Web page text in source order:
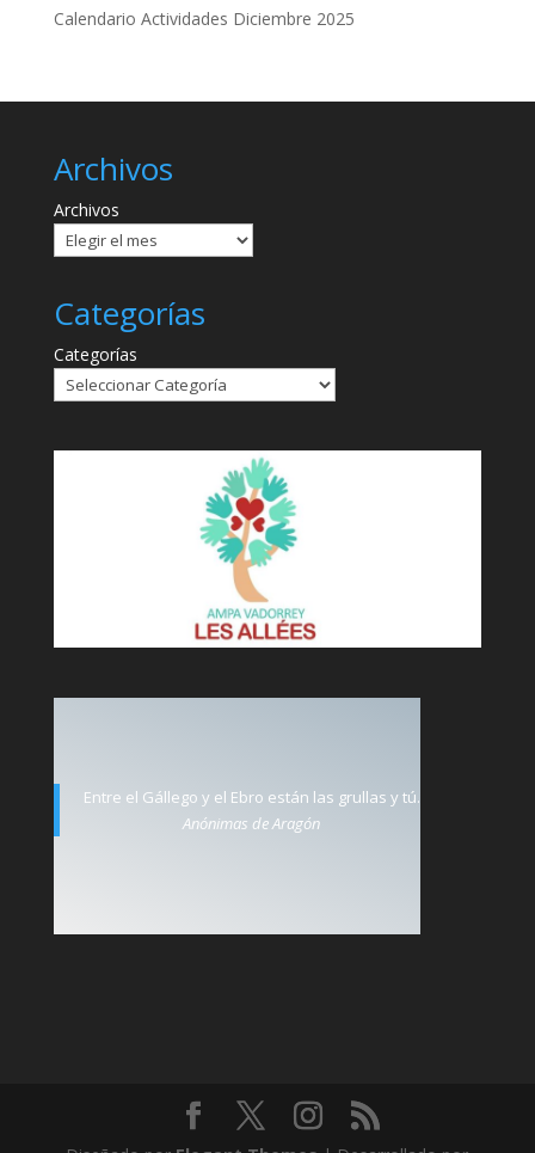
Calendario Actividades Diciembre 2025
Archivos
Archivos
Categorías
Categorías
Entre el Gállego y el Ebro están las grullas y tú.
Anónimas de Aragón